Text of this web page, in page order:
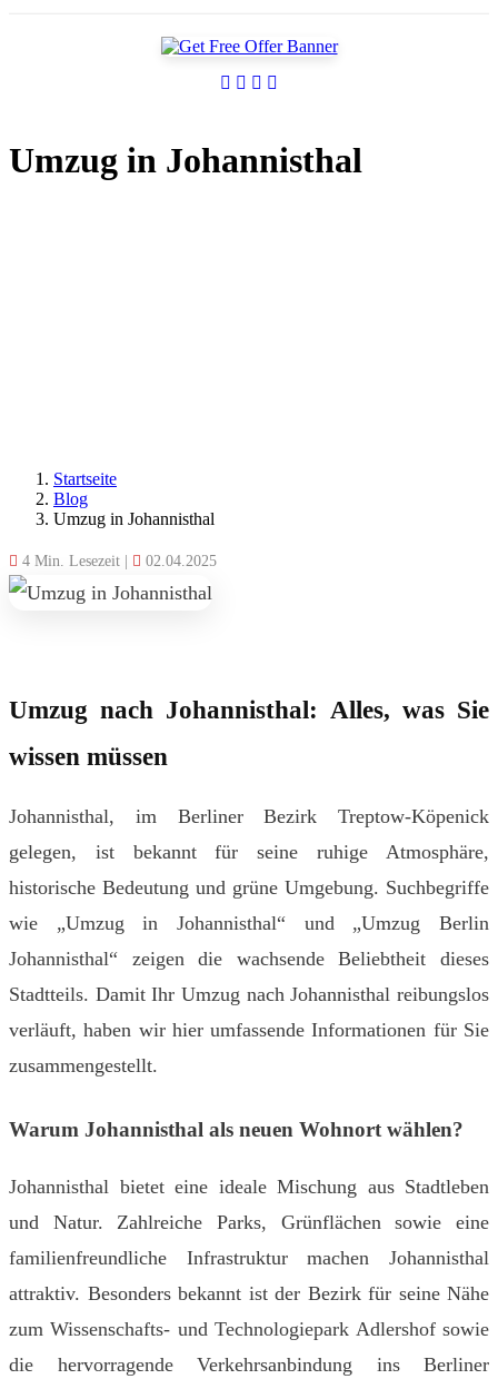
Umzug in Johannisthal
Startseite
Blog
Umzug in Johannisthal
4 Min. Lesezeit | 02.04.2025
Umzug nach Johannisthal: Alles, was Sie
wissen müssen
Johannisthal, im Berliner Bezirk Treptow-Köpenick
gelegen, ist bekannt für seine ruhige Atmosphäre,
historische Bedeutung und grüne Umgebung. Suchbegriffe
wie „Umzug in Johannisthal“ und „Umzug Berlin
Johannisthal“ zeigen die wachsende Beliebtheit dieses
Stadtteils. Damit Ihr Umzug nach Johannisthal reibungslos
verläuft, haben wir hier umfassende Informationen für Sie
zusammengestellt.
Warum Johannisthal als neuen Wohnort wählen?
Johannisthal bietet eine ideale Mischung aus Stadtleben
und Natur. Zahlreiche Parks, Grünflächen sowie eine
familienfreundliche Infrastruktur machen Johannisthal
attraktiv. Besonders bekannt ist der Bezirk für seine Nähe
zum Wissenschafts- und Technologiepark Adlershof sowie
die hervorragende Verkehrsanbindung ins Berliner